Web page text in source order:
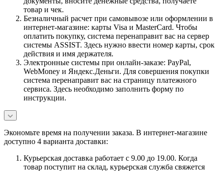
товар и чек.
Безналичный расчет при самовывозе или оформлении в
интернет-магазине: карты Visa и MasterCard. Чтобы
оплатить покупку, система перенаправит вас на сервер
системы ASSIST. Здесь нужно ввести номер карты, срок
действия и имя держателя.
Электронные системы при онлайн-заказе: PayPal,
WebMoney и Яндекс.Деньги. Для совершения покупки
система перенаправит вас на страницу платежного
сервиса. Здесь необходимо заполнить форму по
инструкции.
Экономьте время на получении заказа. В интернет-магазине
доступно 4 варианта доставки:
Курьерская доставка работает с 9.00 до 19.00. Когда
товар поступит на склад, курьерская служба свяжется